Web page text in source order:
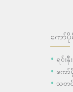
ကော်
ရင်း
ကေ
သတင်